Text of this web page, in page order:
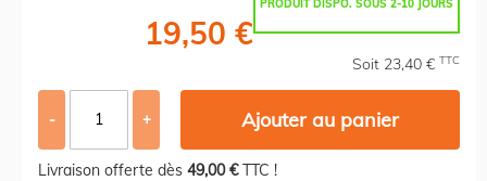
PRODUIT DISPO. SOUS 2-10 JOURS
19,50 €
Soit 23,40 € TTC
- + Ajouter au panier
Livraison offerte dès 49,00 €TTC !